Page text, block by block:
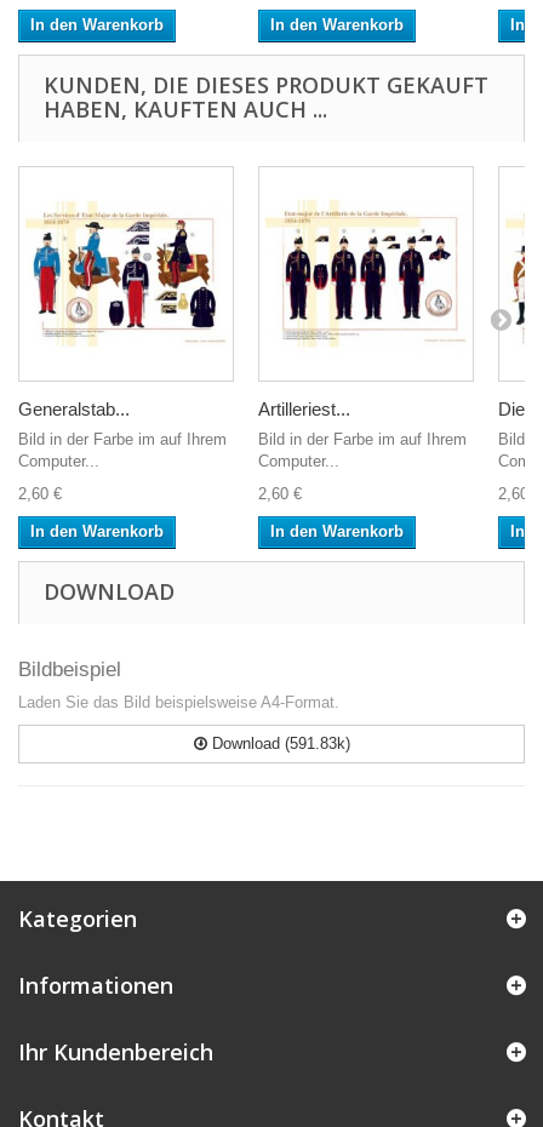
In den Warenkorb In den Warenkorb In
KUNDEN, DIE DIESES PRODUKT GEKAUFT
HABEN, KAUFTEN AUCH ...
Generalstab...
Bild in der Farbe im auf Ihrem
Computer...
2,60 €
In den Warenkorb
Artilleriest...
Bild in der Farbe im auf Ihrem
Computer...
2,60 €
In den Warenkorb
Die...
Bild
2,60 €
In
DOWNLOAD
Bildbeispiel
Laden Sie das Bild beispielsweise A4-Format.
Download (591.83k)
Kategorien
Informationen
Ihr Kundenbereich
Kontakt